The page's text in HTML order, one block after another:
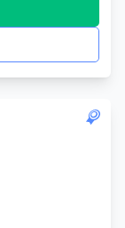
zijn,
jouw